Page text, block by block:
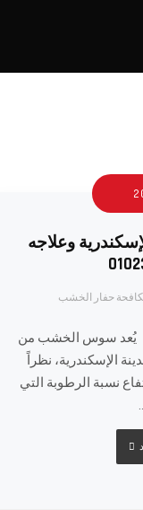
وعلاجه
حفار الخشب
يُعد سوس الخشب من
الإسكندرية، نظراً
نسبة الرطوبة التي